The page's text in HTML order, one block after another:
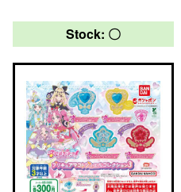
Stock: 〇